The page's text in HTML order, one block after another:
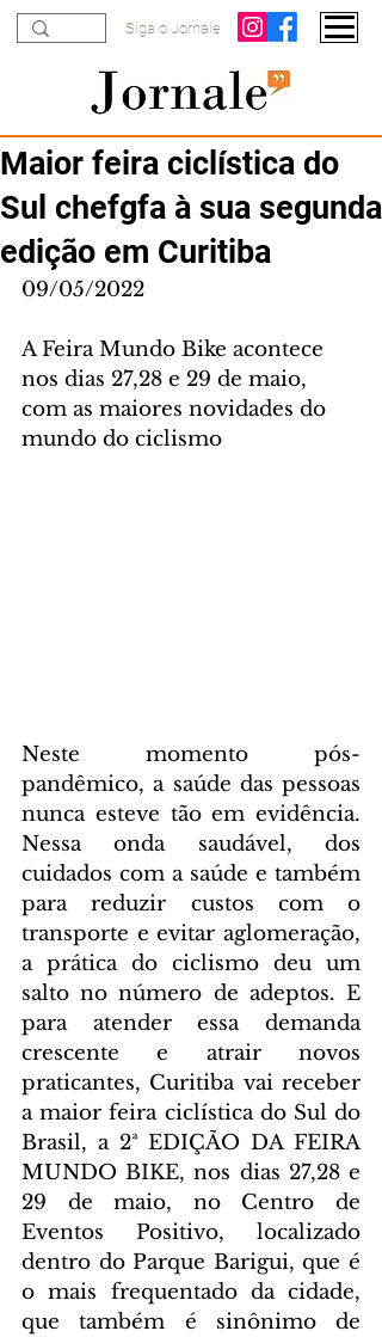
Siga o Jornale
Maior feira ciclística do
Sul chefgfa à sua segunda
edição em Curitiba
09/05/2022
A Feira Mundo Bike acontece
nos dias 27,28 e 29 de maio,
com as maiores novidades do
mundo do ciclismo
Neste momento pós-
pandêmico, a saúde das pessoas
nunca esteve tão em evidência.
Nessa onda saudável, dos
cuidados com a saúde e também
para reduzir custos com o
transporte e evitar aglomeração,
a prática do ciclismo deu um
salto no número de adeptos. E
para atender essa demanda
crescente e atrair novos
praticantes, Curitiba vai receber
a maior feira ciclística do Sul do
Brasil, a 2ª EDIÇÃO DA FEIRA
MUNDO BIKE, nos dias 27,28 e
29 de maio, no Centro de
Eventos Positivo, localizado
dentro do Parque Barigui, que é
o mais frequentado da cidade,
que também é sinônimo de